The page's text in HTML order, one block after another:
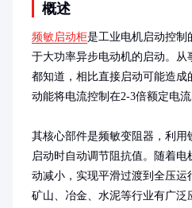
概述
频敏启动柜是工业电机启动控制
于大功率异步电动机的启动。从
都知道，相比直接启动可能造成
动能将电流控制在2-3倍额定电流
其核心部件是频敏变阻器，利
启动时自动调节阻抗值。随着电
动减小，实现平滑过渡到全压
矿山、冶金、水泥等行业有广泛